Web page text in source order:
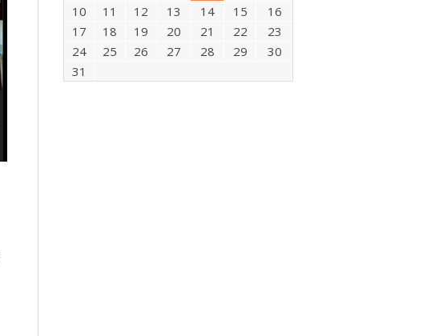
10
11 12 13 14 15
16
17
18 19 20 21 22
23
24
25 26 27 28 29
30
31